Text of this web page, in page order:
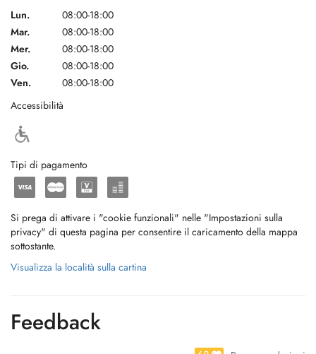
Lun.
08:00-18:00
Mar.
08:00-18:00
Mer.
08:00-18:00
Gio.
08:00-18:00
Ven.
08:00-18:00
Accessibilità
Tipi di pagamento
Si prega di attivare i "cookie funzionali" nelle "Impostazioni sulla
privacy" di questa pagina per consentire il caricamento della mappa
sottostante.
Visualizza la località sulla cartina
Feedback